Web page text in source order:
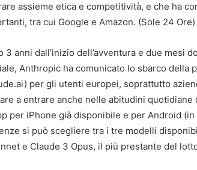
assieme etica e competitività, e che ha
tra cui Google e Amazon. (Sole 24 Ore)
3 anni dall’inizio dell’avventura e due mesi
Anthropic ha comunicato lo sbarco della
per gli utenti europei, soprattutto
a entrare anche nelle abitudini quotidiane
per iPhone già disponibile e per Android
si può scegliere tra i tre modelli
e Claude 3 Opus, il più prestante del